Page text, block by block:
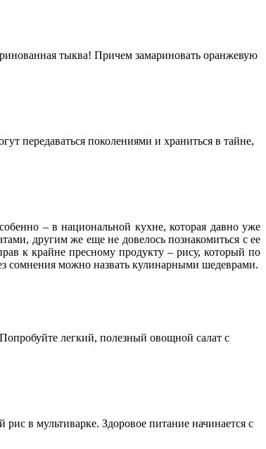
тыква! Причем замариновать оранжевую
передаваться поколениями и храниться в тайне,
– в национальной кухне, которая давно уже
другим же еще не довелось познакомиться с ее
к крайне пресному продукту – рису, который по
сомнения можно назвать кулинарными шедеврами.
легкий, полезный овощной салат с
в мультиварке. Здоровое питание начинается с